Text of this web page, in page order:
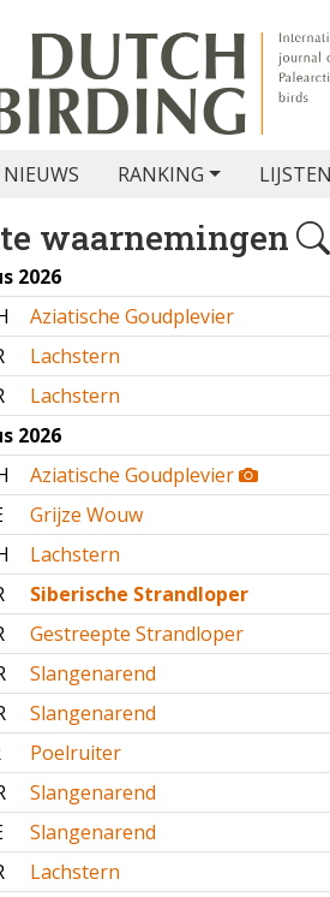
NIEUWS RANKING LIJSTEN
waarnemingen
2026
Aziatische Goudplevier
Lachstern
Lachstern
2026
Aziatische Goudplevier
Grijze Wouw
Lachstern
Siberische Strandloper
Gestreepte Strandloper
Slangenarend
Slangenarend
Poelruiter
Slangenarend
Slangenarend
Lachstern